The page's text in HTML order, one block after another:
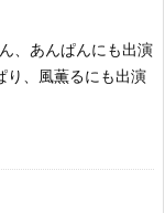
、あんぱんにも出演
り、風薫るにも出演